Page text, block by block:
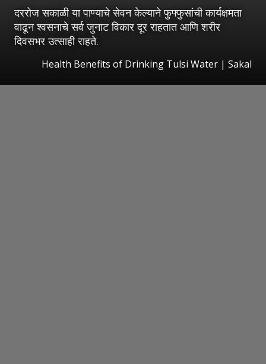
दररोज सकाळी या पाण्याचे सेवन केल्याने फुफ्फुसांची कार्यक्षमता
वाढून श्वसनाचे सर्व जुनाट विकार दूर राहतात आणि शरीर
दिवसभर उत्साही राहते.
Health Benefits of Drinking Tulsi Water | Sakal